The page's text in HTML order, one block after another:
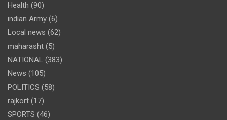
Health (90)
indian Army (6)
Local news (62)
maharasht (5)
NATIONAL (383)
News (105)
POLITICS (58)
rajkort (17)
SPORTS (46)